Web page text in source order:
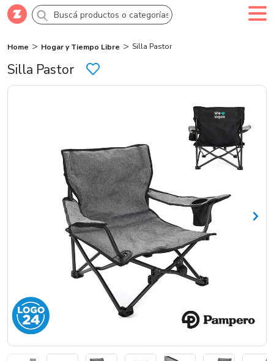
Comprar Creá tu cuenta
Categorías
Novedades
Campañas
Logo 24hs
Catálogos
Silla Pastor
Home Hogar y Tiempo Libre Silla Pastor